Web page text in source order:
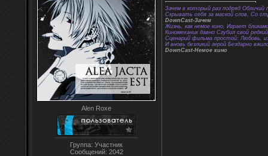
Alen Roxe
Группа: Участник
Сообщений: 2042
Зачем в который раз подряд Обличий
Скрывать себя за маской слов, Со
DownCast-Зачем
Жизнь, как немое кино, Играет
Киномеханик давно Сгубил свой
Сценарий фильма простой: Любовь,
И вновь безликий герой Бездарно
DownCast-Немое кино